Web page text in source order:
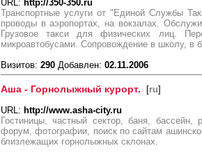
URL: http://350-350.ru
Транспортные услуги от "Единой Службы
проводы в аэропортах, на вокзалах.
Грузовое такси для физических лиц.
микроавтобусами. Сопровождение в школу, в
Визитов: 290 Добавлен: 02.11.2006
Аша - Горнолыжный курорт. [ru]
URL: http://www.asha-city.ru
Гостиницы, частный сектор, баня, бассейн,
форум, фотографии, поиск по сайтам
близлежащих горнолыжных склонах.